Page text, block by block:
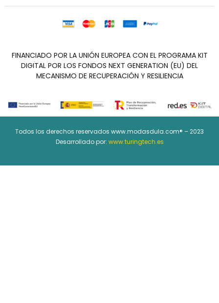
FINANCIADO POR LA UNIÓN EUROPEA CON EL PROGRAMA KIT
DIGITAL POR LOS FONDOS NEXT GENERATION (EU) DEL
MECANISMO DE RECUPERACIÓN Y RESILIENCIA
Todos los derechos reservados www.modasdula.com® – 2023
Desarrollado por: www.turingtech.es